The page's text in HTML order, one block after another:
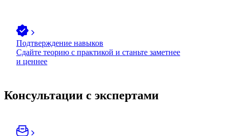
Подтверждение навыков
Сдайте теорию с практикой и станьте заметнее
и ценнее
Консультации с экспертами